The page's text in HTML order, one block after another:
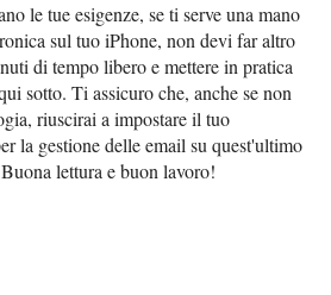
le tue esigenze, se ti serve una mano
sul tuo iPhone, non devi far altro
di tempo libero e mettere in pratica
sotto. Ti assicuro che, anche se non
riuscirai a impostare il tuo
la gestione delle email su quest'ultimo
lettura e buon lavoro!